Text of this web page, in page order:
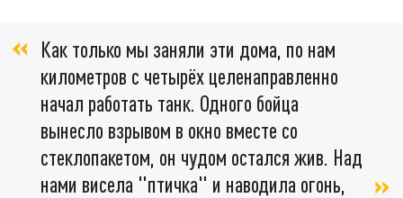
Как только мы заняли эти дома, по нам
километров с четырёх целенаправленно
начал работать танк. Одного бойца
вынесло взрывом в окно вместе со
стеклопакетом, он чудом остался жив. Над
нами висела "птичка" и наводила огонь,